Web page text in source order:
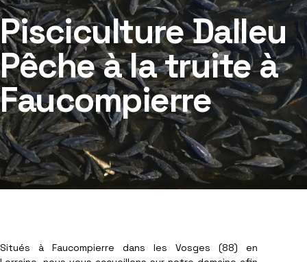
Pisciculture Dalleu
Pêche à la truite à
Faucompierre
Situés à Faucompierre dans les Vosges (88) en